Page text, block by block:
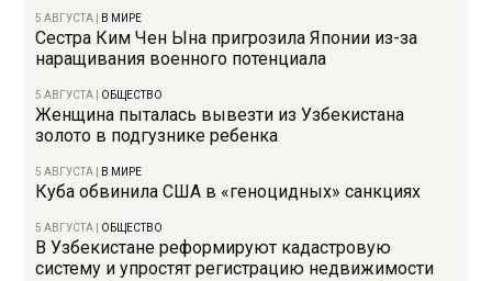
5 АВГУСТА В МИРЕ
Сестра Ким Чен Ына пригрозила Японии из-за
наращивания военного потенциала
5 АВГУСТА ОБЩЕСТВО
Женщина пыталась вывезти из Узбекистана
золото в подгузнике ребенка
5 АВГУСТА В МИРЕ
Куба обвинила США в «геноцидных» санкциях
5 АВГУСТА ОБЩЕСТВО
В Узбекистане реформируют кадастровую
систему и упростят регистрацию недвижимости